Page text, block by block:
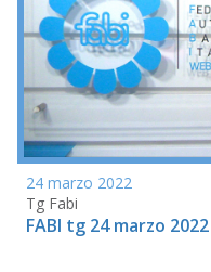
24 marzo 2022
Tg Fabi
FABI tg 24 marzo 2022